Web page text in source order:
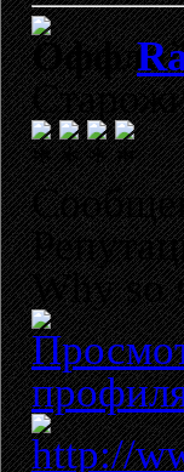
Why so